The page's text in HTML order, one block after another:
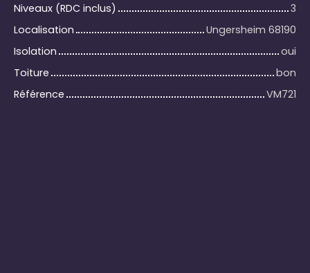
Niveaux (RDC inclus)
3
Localisation
Ungersheim 68190
Isolation
oui
Toiture
bon
Référence
VM721